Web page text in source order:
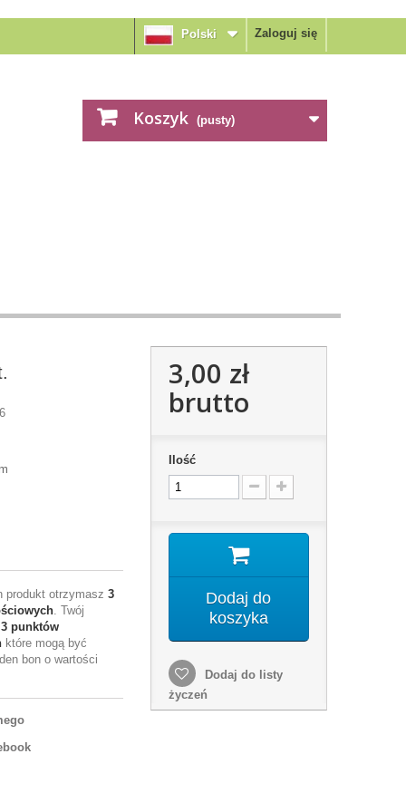
Zaloguj się
Polski
Koszyk (pusty)
produkt otrzymasz 3
. Twój
3 punktów
które mogą być
bon o wartości
3,00 zł
brutto
Ilość
Dodaj do
koszyka
Dodaj do listy
życzeń